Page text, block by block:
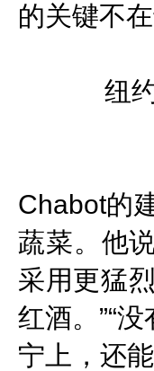
的关键不
纽
Chabot的
蔬菜。他
采用更猛
红酒。”“
宁上，还